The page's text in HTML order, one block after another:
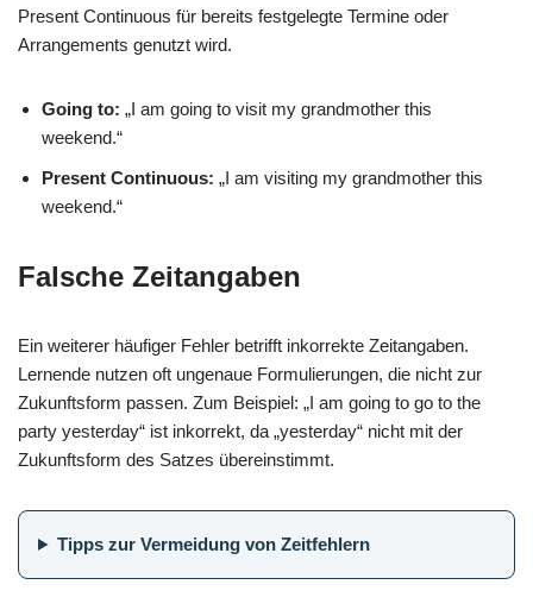
Present Continuous für bereits festgelegte Termine oder
Arrangements genutzt wird.
Going to: „I am going to visit my grandmother this
weekend.“
Present Continuous: „I am visiting my grandmother this
weekend.“
Falsche Zeitangaben
Ein weiterer häufiger Fehler betrifft inkorrekte Zeitangaben.
Lernende nutzen oft ungenaue Formulierungen, die nicht zur
Zukunftsform passen. Zum Beispiel: „I am going to go to the
party yesterday“ ist inkorrekt, da „yesterday“ nicht mit der
Zukunftsform des Satzes übereinstimmt.
Tipps zur Vermeidung von Zeitfehlern